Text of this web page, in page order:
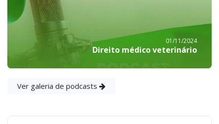
01/11/2024
Direito médico veterinário
Ver galeria de podcasts